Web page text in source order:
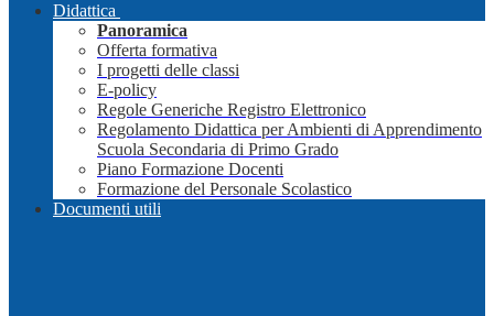
Didattica
Panoramica
Offerta formativa
I progetti delle classi
E-policy
Regole Generiche Registro Elettronico
Regolamento Didattica per Ambienti di Apprendimento
Scuola Secondaria di Primo Grado
Piano Formazione Docenti
Formazione del Personale Scolastico
Documenti utili